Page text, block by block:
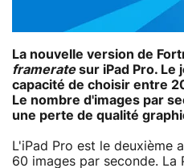
La nouvelle version de
frameratesur iPad Pro. Le
capacité de choisir entre
Le nombre d'images par
une perte de qualité
L'iPad Pro est le deuxième
60 images par seconde. La